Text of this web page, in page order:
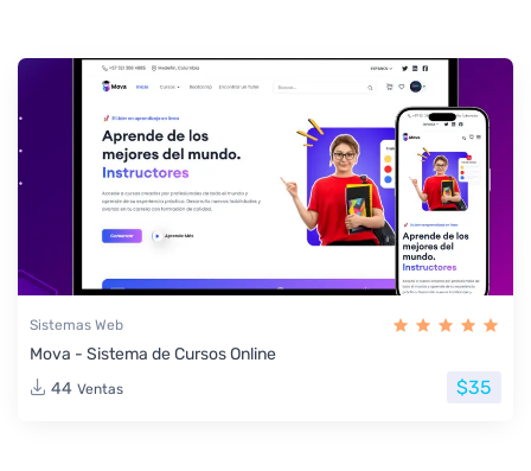
Sistemas Web
Mova - Sistema de Cursos Online
44 Ventas $35